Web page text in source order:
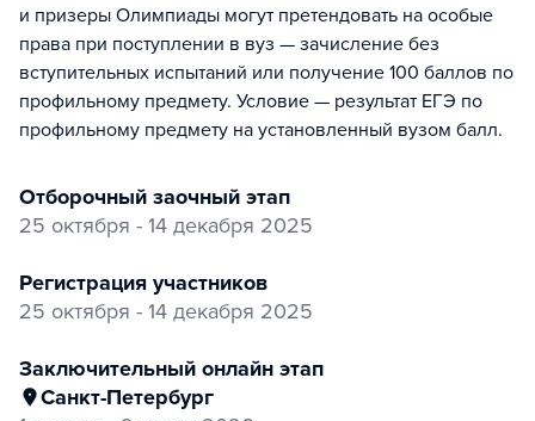
и призеры Олимпиады могут претендовать на особые
права при поступлении в вуз — зачисление без
вступительных испытаний или получение 100 баллов по
профильному предмету. Условие — результат ЕГЭ по
профильному предмету на установленный вузом балл.
отборочный заочный этап
25 октября - 14 декабря 2025
регистрация участников
25 октября - 14 декабря 2025
заключительный онлайн этап
Санкт-Петербург